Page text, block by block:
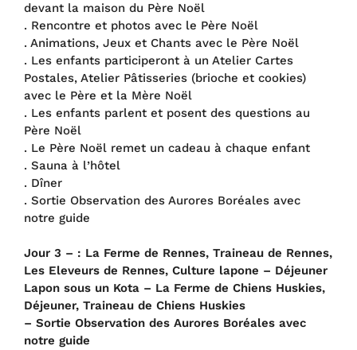
devant la maison du Père Noël
. Rencontre et photos avec le Père Noël
. Animations, Jeux et Chants avec le Père Noël
. Les enfants participeront à un Atelier Cartes
Postales, Atelier Pâtisseries (brioche et cookies)
avec le Père et la Mère Noël
. Les enfants parlent et posent des questions au
Père Noël
. Le Père Noël remet un cadeau à chaque enfant
. Sauna à l’hôtel
. Dîner
. Sortie Observation des Aurores Boréales avec
notre guide
Jour 3 – : La Ferme de Rennes, Traineau de Rennes,
Les Eleveurs de Rennes, Culture lapone – Déjeuner
Lapon sous un Kota – La Ferme de Chiens Huskies,
Déjeuner, Traineau de Chiens Huskies
– Sortie Observation des Aurores Boréales avec
notre guide